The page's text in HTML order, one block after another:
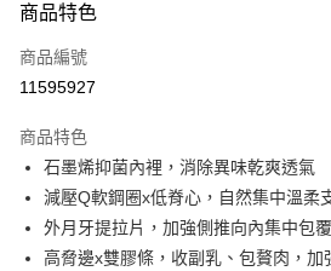
LINE Pay
Apple Pay
悠遊付
全盈+PAY
AFTEE先享後付
商品特色
商品編號
11595927
商品特色
石墨烯抑菌內裡，消除異味乾爽透氣
減壓Q軟鋼圈x低脊心，自然集中溫柔
外月牙提拉片，加強側推向內集中包覆
高脅邊x雙膠條，收副乳、包贅肉，加